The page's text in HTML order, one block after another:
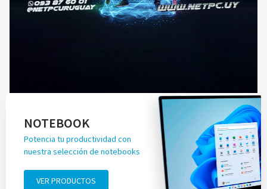
NOTEBOOK
Potencia tu productividad con
nuestra selección de notebooks
VER PRODUCTOS